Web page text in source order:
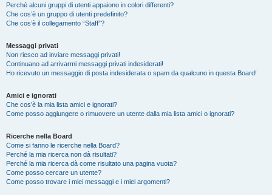
Perché alcuni gruppi di utenti appaiono in colori differenti?
Che cos’è un gruppo di utenti predefinito?
Che cos’è il collegamento “Staff”?
Messaggi privati
Non riesco ad inviare messaggi privati!
Continuano ad arrivarmi messaggi privati indesiderati!
Ho ricevuto un messaggio di posta indesiderata o spam da qualcuno in questa Board!
Amici e ignorati
Che cos’è la mia lista amici e ignorati?
Come posso aggiungere o rimuovere un utente dalla mia lista amici o ignorati?
Ricerche nella Board
Come si fanno le ricerche nella Board?
Perché la mia ricerca non dà risultati?
Perché la mia ricerca dà come risultato una pagina vuota?
Come posso cercare un utente?
Come posso trovare i miei messaggi e i miei argomenti?